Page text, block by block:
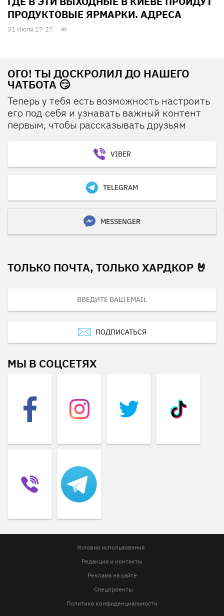
ПРОДУКТОВЫЕ ЯРМАРКИ. АДРЕСА
31 Июля 17:27
ОГО! ТЫ ДОСКРОЛИЛ ДО НАШЕГО
ЧАТБОТА 😏
Теперь у тебя есть возможность настроить
его под себя и узнавать важный контент
первым, чтобы рассказывать друзьям
VIBER
TELEGRAM
MESSENGER
ТОЛЬКО ПОЧТА, ТОЛЬКО ХАРДКОР 🤘
ПОДПИСАТЬСЯ
МЫ В СОЦСЕТЯХ
Условия использования
Редакция и контакты
Реклама на сайте
Спецпроекты
Политика конфиденциальности